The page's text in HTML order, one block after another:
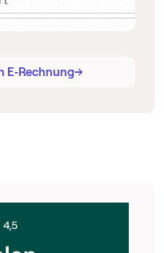
E‑Rechnung→
→